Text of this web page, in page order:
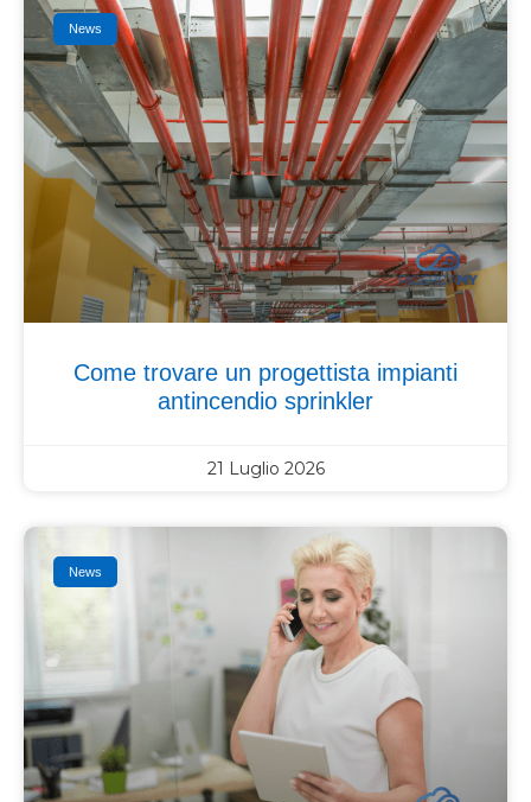
News
Come trovare un progettista impianti
antincendio sprinkler
21 Luglio 2026
News